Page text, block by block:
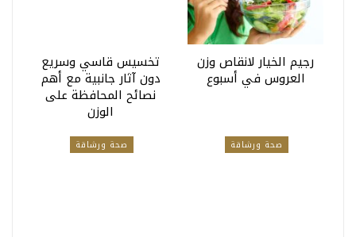
رجيم الخيار لانقاص وزن
العروس في أسبوع
تخسيس قاسي وسريع
دون آثار جانبية مع أهم
نصائح المحافظة على
الوزن
صحة ورشاقة صحة ورشاقة